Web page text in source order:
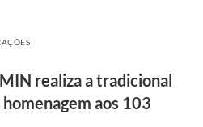
realiza a tradicional
aos 103